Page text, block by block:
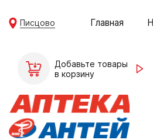
Писцово Главная
Добавьте товары
в корзину